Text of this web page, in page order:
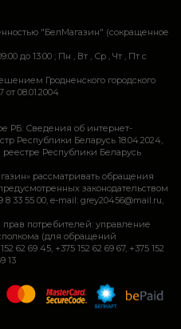
"БелМагазин" (сокращенное
до 13:00 ; Пн , Вт , Ср , Чт , Пт c
Гродненского городского
08.01.2004
РБ: Сведения об интернет-
Республики Беларусь 18.04.2024,
Республики Беларусь
рассматривать обращения
законодательством
33 55 00, e-mail: grey20456@mail.ru,
потребителей: управление
(для обращений
62 69 45, +375 152 62 69 67, +375 152
13